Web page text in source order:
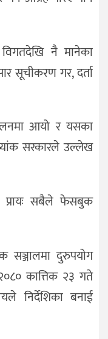
नै मानेका
सूचीकरण गर, दर्ता
आयो र यसका
सरकारले उल्लेख
प्रायः सबैले फेसबुक
सञ्जालमा दुरुपयोग
कात्तिक २३ गते
निर्देशिका बनाई